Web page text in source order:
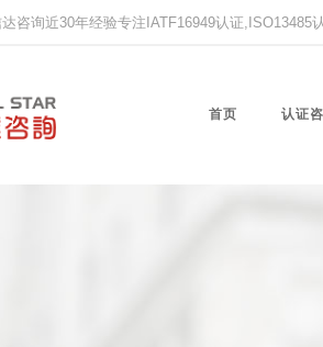
咨询近30年经验专注IATF16949认证
首页 认证